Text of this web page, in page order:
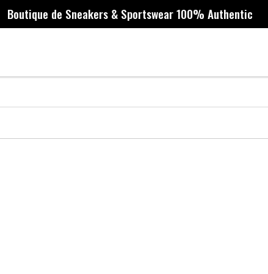
Boutique de Sneakers & Sportswear 100% Authentic